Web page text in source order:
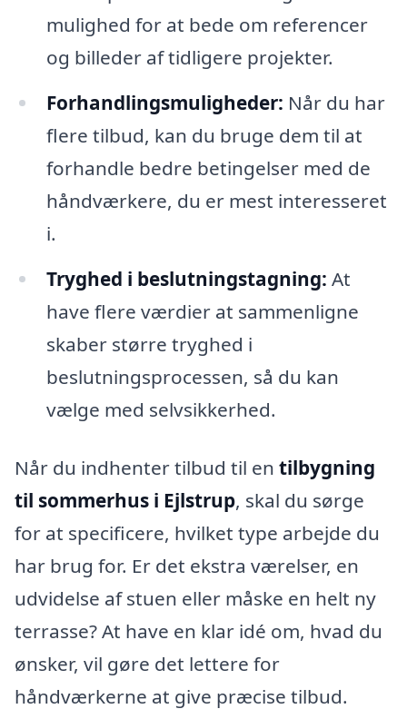
mulighed for at bede om referencer
og billeder af tidligere projekter.
Forhandlingsmuligheder: Når du har
flere tilbud, kan du bruge dem til at
forhandle bedre betingelser med de
håndværkere, du er mest interesseret
i.
Tryghed i beslutningstagning: At
have flere værdier at sammenligne
skaber større tryghed i
beslutningsprocessen, så du kan
vælge med selvsikkerhed.
Når du indhenter tilbud til en tilbygning
til sommerhus i Ejlstrup, skal du sørge
for at specificere, hvilket type arbejde du
har brug for. Er det ekstra værelser, en
udvidelse af stuen eller måske en helt ny
terrasse? At have en klar idé om, hvad du
ønsker, vil gøre det lettere for
håndværkerne at give præcise tilbud.